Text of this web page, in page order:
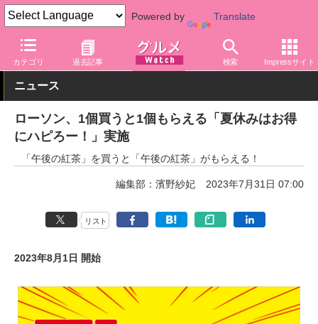
Powered by Translate
カテゴリ 過去記事 検索 Impressサイト
グルメ Watch 店舗 コンビニ ローソン
ニュース
ローソン、1個買うと1個もらえる「夏休みはお得
にハピろー！」実施
「午後の紅茶」を買うと「午後の紅茶」がもらえる！
編集部：濱野紗妃 2023年7月31日 07:00
リスト
2023年8月1日 開始